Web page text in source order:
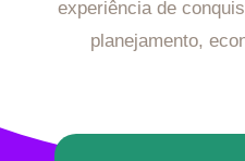
experiência de
planejamento,